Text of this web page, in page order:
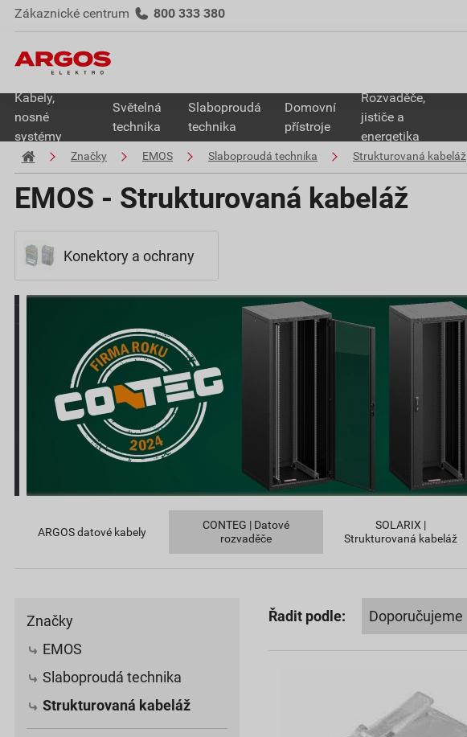
Zákaznické centrum 800 333 380
Kabely,
nosné
systémy
Světelná
technika
Slaboproudá
technika
Domovní
přístroje
Rozvaděče,
jističe a
energetika
Značky EMOS Slaboproudá technika Strukturovaná kabeláž
EMOS - Strukturovaná kabeláž
Konektory a ochrany
ARGOS datové kabely
CONTEG | Datové
rozvaděče
SOLARIX |
Strukturovaná kabeláž
Značky
EMOS
Slaboproudá technika
Strukturovaná kabeláž
Řadit podle: Doporučujeme